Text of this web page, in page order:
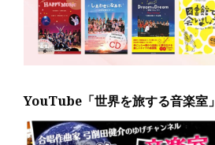
YouTube「世界を旅する音楽室」